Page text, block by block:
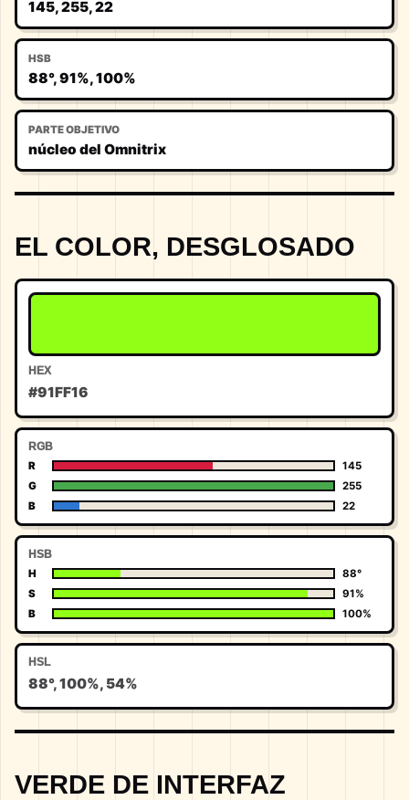
145, 255, 22
HSB
88°, 91%, 100%
PARTE OBJETIVO
núcleo del Omnitrix
EL COLOR, DESGLOSADO
HEX
#91FF16
RGB
R
145
G
255
B
22
HSB
H
88°
S
91%
B
100%
HSL
88°, 100%, 54%
VERDE DE INTERFAZ